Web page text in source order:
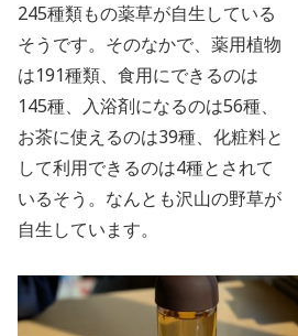
245種類もの薬草が自生している
そうです。そのなかで、薬用植物
は191種類、食用にできるのは
145種、入浴剤になるのは56種、
お茶に使えるのは39種、化粧料と
して利用できるのは4種とされて
いるそう。なんとも沢山の野草が
自生しています。